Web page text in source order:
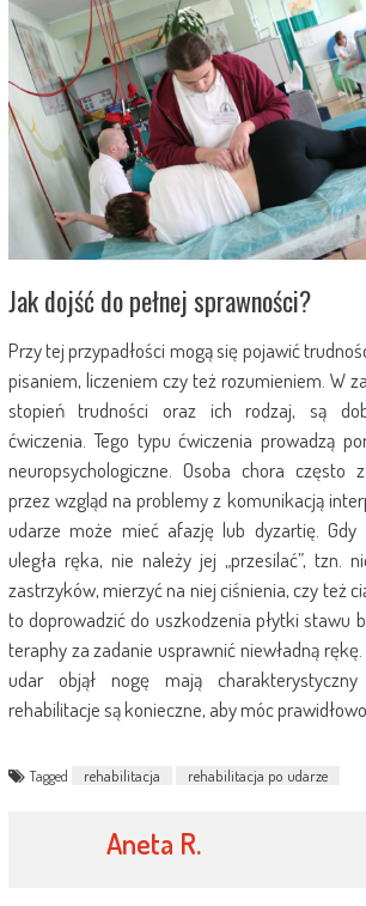
Jak dojść do pełnej sprawności?
Przy tej przypadłości mogą się pojawić
pisaniem, liczeniem czy też rozumieniem. W
stopień trudności oraz ich rodzaj, są
ćwiczenia. Tego typu ćwiczenia prowadzą
neuropsychologiczne. Osoba chora często
przez wzgląd na problemy z komunikacją
udarze może mieć afazję lub dyzartię. Gdy
uległa ręka, nie należy jej „przesilać”, tzn.
zastrzyków, mierzyć na niej ciśnienia, czy też
to doprowadzić do uszkodzenia płytki stawu
teraphy za zadanie usprawnić niewładną
udar objął nogę mają
rehabilitacje są konieczne, aby móc
Tagged rehabilitacja rehabilitacja po udarze
Aneta R.